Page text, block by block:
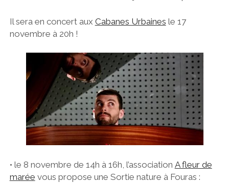
Il sera en concert aux Cabanes Urbaines le 17
novembre à 20h !
• le 8 novembre de 14h à 16h, l’association A fleur de
marée vous propose une Sortie nature à Fouras :